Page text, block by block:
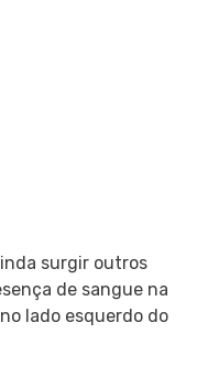
surgir outros
de sangue na
lado esquerdo do